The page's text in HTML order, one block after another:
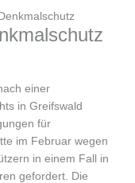
einer
in Greifswald
für
im Februar wegen
in einem Fall in
gefordert. Die